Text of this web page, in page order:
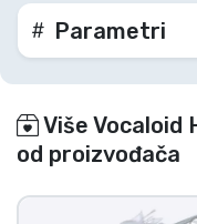
- Štap zvučnika
- Ostali opcionalni
Parametri
Više Vocaloid
od proizvođača